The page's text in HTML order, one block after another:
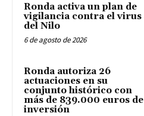
Ronda activa un plan de
vigilancia contra el virus
del Nilo
6 de agosto de 2026
Ronda autoriza 26
actuaciones en su
conjunto histórico con
más de 839.000 euros de
inversión